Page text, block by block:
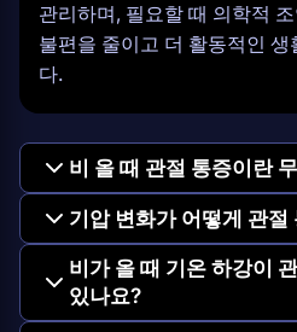
관리하며, 필요할 때 의학적
불편을 줄이고 더 활동적인
다.
비 올 때 관절 통증이란
기압 변화가 어떻게 관
비가 올 때 기온 하강이
있나요?